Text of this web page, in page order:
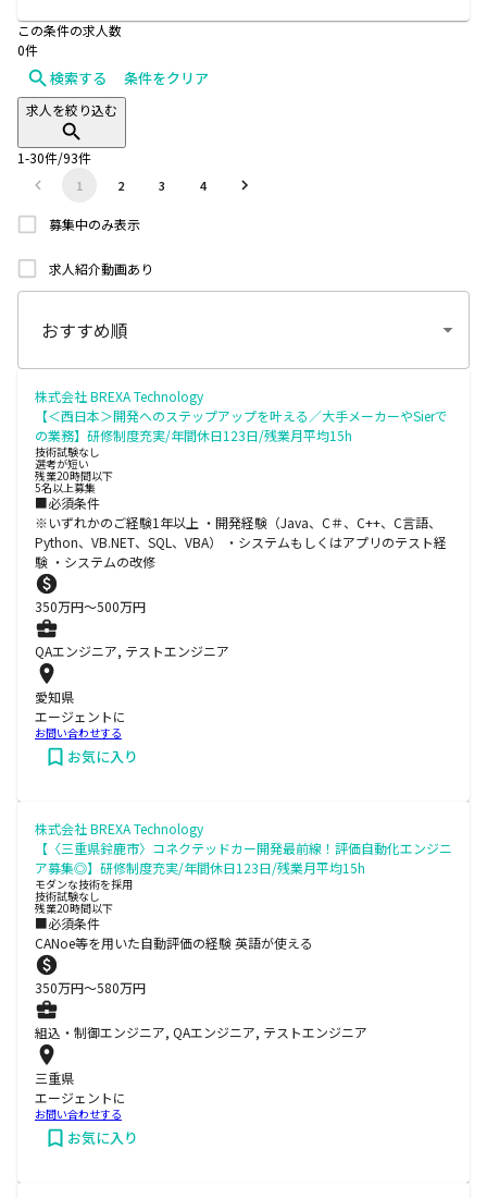
この条件の求人数
0件
検索する 条件をクリア
求人を絞り込む
1-30件/93件
1 2 3 4
募集中のみ表示
求人紹介動画あり
株式会社 BREXA Technology
【＜西日本＞開発へのステップアップを叶える／大手メーカーやSierで
の業務】研修制度充実/年間休日123日/残業月平均15h
技術試験なし
選考が短い
残業20時間以下
5名以上募集
■必須条件
※いずれかのご経験1年以上 ・開発経験（Java、C＃、C++、C言語、
Python、VB.NET、SQL、VBA） ・システムもしくはアプリのテスト経
験 ・システムの改修
350万円〜500万円
QAエンジニア, テストエンジニア
愛知県
エージェントに
お問い合わせする
お気に入り
株式会社 BREXA Technology
【〈三重県鈴鹿市〉コネクテッドカー開発最前線！評価自動化エンジニ
ア募集◎】研修制度充実/年間休日123日/残業月平均15h
モダンな技術を採用
技術試験なし
残業20時間以下
■必須条件
CANoe等を用いた自動評価の経験 英語が使える
350万円〜580万円
組込・制御エンジニア, QAエンジニア, テストエンジニア
三重県
エージェントに
お問い合わせする
お気に入り